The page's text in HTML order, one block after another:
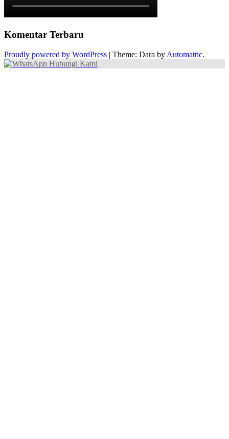
Komentar Terbaru
Proudly powered by WordPress | Theme: Dara by Automattic.
Hubungi Kami